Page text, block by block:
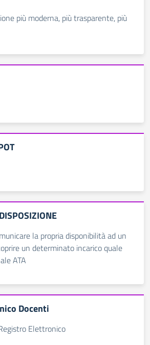
più moderna, più trasparente, più
la propria disponibilità ad un
un determinato incarico quale
ATA
Docenti
Elettronico